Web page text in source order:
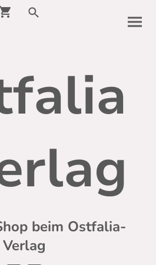
beim Ostfalia-
Verlag